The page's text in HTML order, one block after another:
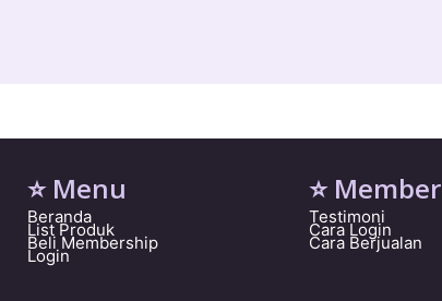
⭐ Menu
Beranda
List Produk
Beli Membership
Login
⭐ Member
Testimoni
Cara Login
Cara Berjualan